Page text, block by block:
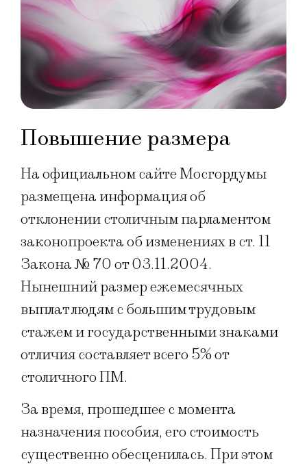
Повышение размера
На официальном сайте Мосгордумы
размещена информация об
отклонении столичным парламентом
законопроекта об изменениях в ст. 11
Закона № 70 от 03.11.2004.
Нынешний размер ежемесячных
выплат людям с большим трудовым
стажем и государственными знаками
отличия составляет всего 5% от
столичного ПМ.
За время, прошедшее с момента
назначения пособия, его стоимость
существенно обесценилась. При этом